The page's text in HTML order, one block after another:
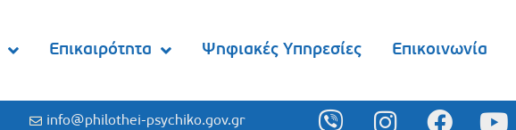
Επικαιρότητα Ψηφιακές Υπηρεσίες Επικοινωνία
info@philothei-psychiko.gov.gr